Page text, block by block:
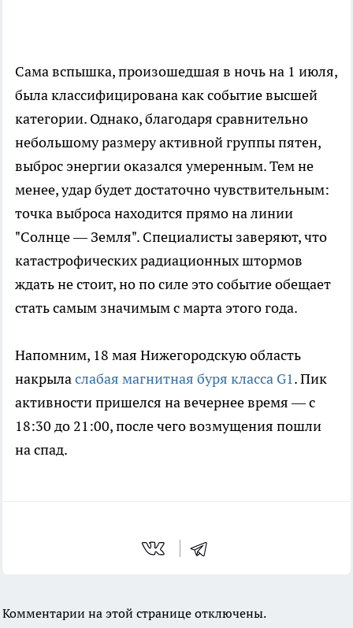
Сама вспышка, произошедшая в ночь на 1 июля,
была классифицирована как событие высшей
категории. Однако, благодаря сравнительно
небольшому размеру активной группы пятен,
выброс энергии оказался умеренным. Тем не
менее, удар будет достаточно чувствительным:
точка выброса находится прямо на линии
"Солнце — Земля". Специалисты заверяют, что
катастрофических радиационных штормов
ждать не стоит, но по силе это событие обещает
стать самым значимым с марта этого года.
Напомним, 18 мая Нижегородскую область
накрыласлабая магнитная буря класса G1. Пик
активности пришелся на вечернее время — с
18:30 до 21:00, после чего возмущения пошли
на спад.
Комментарии на этой странице отключены.